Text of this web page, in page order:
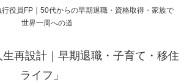
役員FP｜50代からの早期退職・資格取得・家族で
世界一周への道
生再設計｜早期退職・子育て・移住
ライフ」